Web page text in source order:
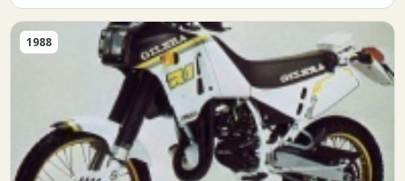
1988